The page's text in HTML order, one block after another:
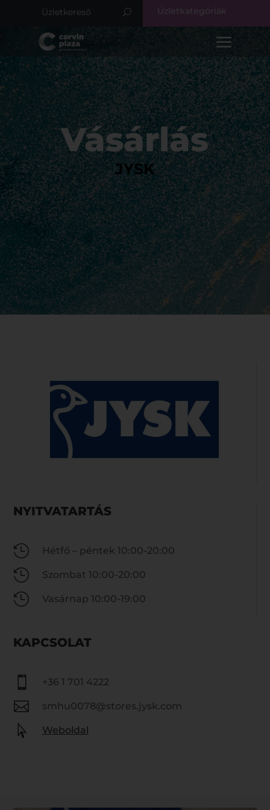
Üzletkategóriák
Vásárlás
JYSK
NYITVATARTÁS
 Hétfő – péntek 10:00-20:00
 Szombat 10:00-20:00
 Vasárnap 10:00-19:00
KAPCSOLAT
 +36 1 701 4222
 smhu0078@stores.jysk.com
 Weboldal